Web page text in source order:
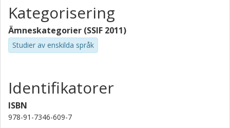
Kategorisering
Ämneskategorier (SSIF 2011)
Studier av enskilda språk
Identifikatorer
ISBN
978-91-7346-609-7